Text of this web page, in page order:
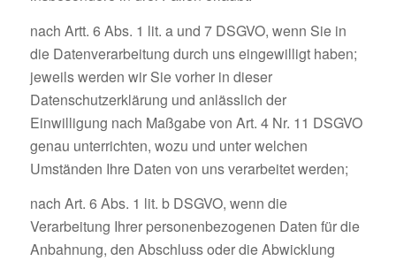
nach Artt. 6 Abs. 1 lit. a und 7 DSGVO, wenn Sie in
die Datenverarbeitung durch uns eingewilligt haben;
jeweils werden wir Sie vorher in dieser
Datenschutzerklärung und anlässlich der
Einwilligung nach Maßgabe von Art. 4 Nr. 11 DSGVO
genau unterrichten, wozu und unter welchen
Umständen Ihre Daten von uns verarbeitet werden;
nach Art. 6 Abs. 1 lit. b DSGVO, wenn die
Verarbeitung Ihrer personenbezogenen Daten für die
Anbahnung, den Abschluss oder die Abwicklung